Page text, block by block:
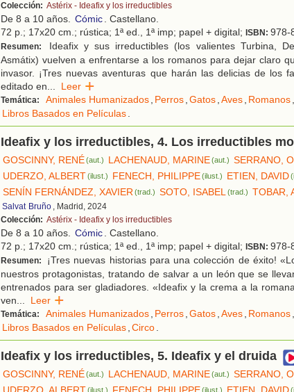
Colección: Astérix - Ideafix y los irreductibles
De 8 a 10 años. Cómic. Castellano.
72 p.; 17x20 cm.; rústica; 1ª ed., 1ª imp; papel + digital; ISBN: 978-
Resumen:
Ideafix y sus irreductibles (los valientes Turbina,
Asmátix) vuelven a enfrentarse a los romanos para dejar claro
invasor. ¡Tres nuevas aventuras que harán las delicias de los
editado en... Leer
Temática: Animales Humanizados, Perros,Gatos,Aves, Romanos,
Libros Basados en Películas.
Ideafix y los irreductibles, 4. Los irreductibles
GOSCINNY, RENÉ(aut.) LACHENAUD, MARINE(aut.) SERRANO,
UDERZO, ALBERT(ilust.) FENECH, PHILIPPE(ilust.) ETIEN, DAVID
SENÍN FERNÁNDEZ, XAVIER(trad.) SOTO, ISABEL(trad.) TOBAR,
Salvat Bruño , Madrid, 2024
Colección: Astérix - Ideafix y los irreductibles
De 8 a 10 años. Cómic. Castellano.
72 p.; 17x20 cm.; rústica; 1ª ed., 1ª imp; papel + digital; ISBN: 978-
Resumen:
¡Tres nuevas historias para una colección de éxito!
nuestros protagonistas, tratando de salvar a un león que se
entrenados para ser gladiadores. «Ideafix y la crema a la
ven... Leer
Temática: Animales Humanizados, Perros,Gatos,Aves, Romanos,
Libros Basados en Películas,Circo.
Ideafix y los irreductibles, 5. Ideafix y el druida
GOSCINNY, RENÉ(aut.) LACHENAUD, MARINE(aut.) SERRANO,
(ilust.) (ilust.)